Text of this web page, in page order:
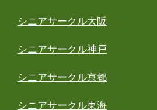
シニアサークル大阪
シニアサークル神戸
シニアサークル京都
シニアサークル東海